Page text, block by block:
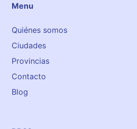
Menu
Quiénes somos
Ciudades
Provincias
Contacto
Blog